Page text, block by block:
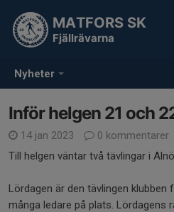
Nyheter
MATFORS SK
Fjällrävarna
Inför helgen 21 och
14 jan 2023
0 kommentarer
Till helgen väntar två tävlingar i
Lördagen är den tävlingen klubben
många ledare på plats. Lördagens